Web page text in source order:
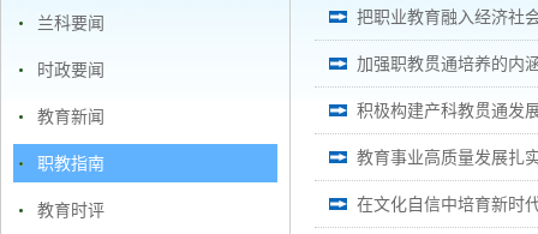
兰科要闻
时政要闻
教育新闻
职教指南
教育时评
把职业教育融入经济社
加强职教贯通培养的内
积极构建产科教贯通发
教育事业高质量发展扎
在文化自信中培育新时